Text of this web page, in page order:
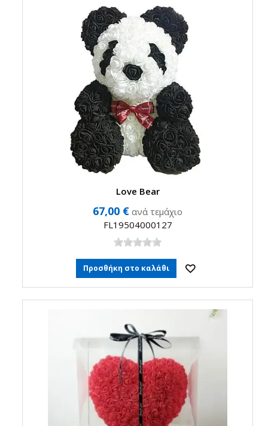
Love Bear
67,00 € ανά τεμάχιο
FL19504000127
Προσθήκη στο καλάθι